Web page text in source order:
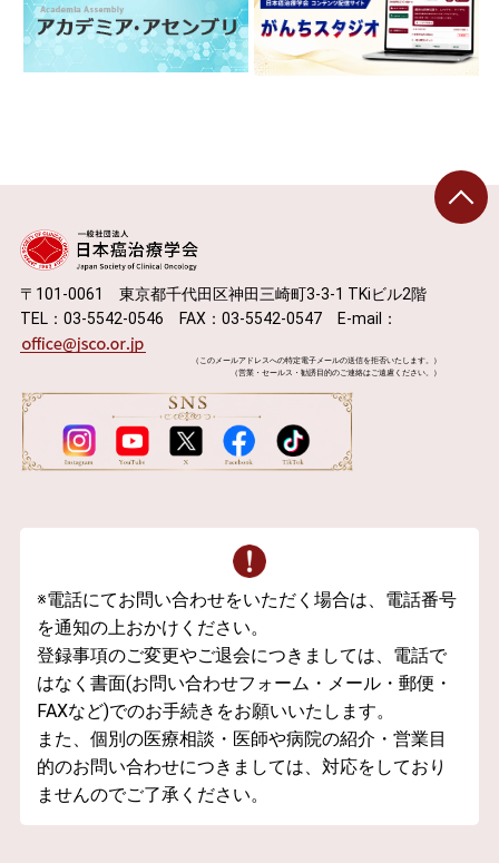
〒101-0061 東京都千代田区神田三崎町3-3-1 TKiビル2階
TEL：03-5542-0546 FAX：03-5542-0547 E-mail：
（このメールアドレスへの特定電子メールの送信を拒否いたします。）
（営業・セールス・勧誘目的のご連絡はご遠慮ください。）
※電話にてお問い合わせをいただく場合は、電話番号
を通知の上おかけください。
登録事項のご変更やご退会につきましては、電話で
はなく書面(お問い合わせフォーム・メール・郵便・
FAXなど)でのお手続きをお願いいたします。
また、個別の医療相談・医師や病院の紹介・営業目
的のお問い合わせにつきましては、対応をしており
ませんのでご了承ください。